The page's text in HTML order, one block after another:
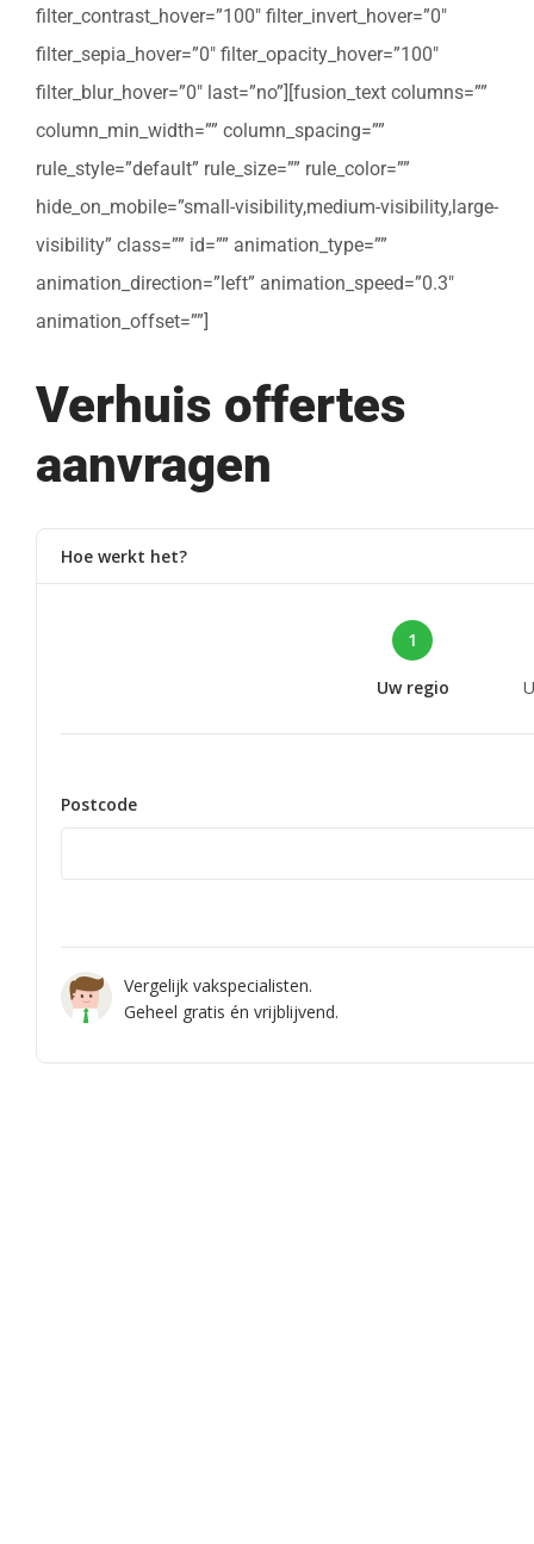
filter_contrast_hover=”100″ filter_invert_hover=”0″
filter_sepia_hover=”0″ filter_opacity_hover=”100″
filter_blur_hover=”0″ last=”no”][fusion_text columns=””
column_min_width=”” column_spacing=””
rule_style=”default” rule_size=”” rule_color=””
hide_on_mobile=”small-visibility,medium-visibility,large-
visibility” class=”” id=”” animation_type=””
animation_direction=”left” animation_speed=”0.3″
animation_offset=””]
Verhuis offertes
aanvragen